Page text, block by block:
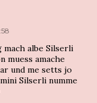
albe Silserli
muess amache
und me setts jo
Silserli numme